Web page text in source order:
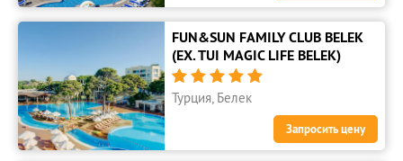
FUN&SUN FAMILY CLUB BELEK
(EX. TUI MAGIC LIFE BELEK)
    
Турция, Белек
Запросить цену